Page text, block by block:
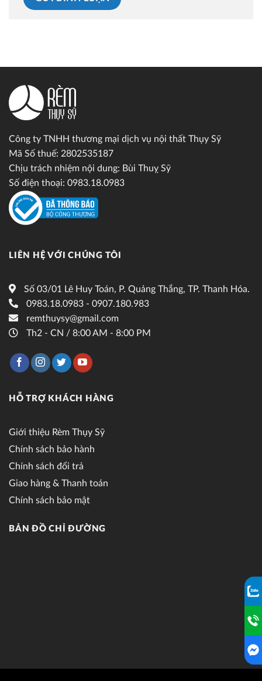
Công ty TNHH thương mại dịch vụ nội thất Thụy Sỹ
Mã Số thuế: 2802535187
Chịu trách nhiệm nội dung: Bùi Thuỵ Sỹ
Số điện thoại: 0983.18.0983
LIÊN HỆ VỚI CHÚNG TÔI
Số 03/01 Lê Huy Toán, P. Quảng Thắng, TP. Thanh Hóa.
0983.18.0983 - 0907.180.983
remthuysy@gmail.com
Th2 - CN / 8:00 AM - 8:00 PM
HỖ TRỢ KHÁCH HÀNG
Giới thiệu Rèm Thụy Sỹ
Chính sách bảo hành
Chính sách đổi trả
Giao hàng & Thanh toán
Chính sách bảo mật
BẢN ĐỒ CHỈ ĐƯỜNG